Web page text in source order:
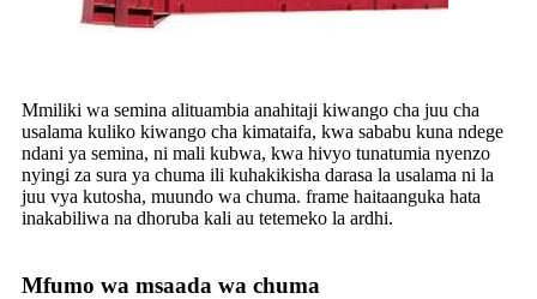
Mmiliki wa semina alituambia anahitaji kiwango cha juu cha
usalama kuliko kiwango cha kimataifa, kwa sababu kuna ndege
ndani ya semina, ni mali kubwa, kwa hivyo tunatumia nyenzo
nyingi za sura ya chuma ili kuhakikisha darasa la usalama ni la
juu vya kutosha, muundo wa chuma. frame haitaanguka hata
inakabiliwa na dhoruba kali au tetemeko la ardhi.
Mfumo wa msaada wa chuma